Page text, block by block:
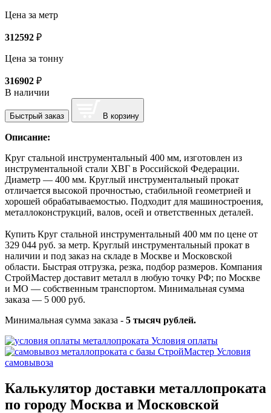
Цена за метр
312592 ₽
Цена за тонну
316902 ₽
В наличии
Быстрый заказ В корзину
Описание:
Круг стальной инструментальный 400 мм, изготовлен из
инструментальной стали ХВГ в Российской Федерации.
Диаметр — 400 мм. Круглый инструментальный прокат
отличается высокой прочностью, стабильной геометрией и
хорошей обрабатываемостью. Подходит для машиностроения,
металлоконструкций, валов, осей и ответственных деталей.
Купить Круг стальной инструментальный 400 мм по цене от
329 044 руб. за метр. Круглый инструментальный прокат в
наличии и под заказ на складе в Москве и Московской
области. Быстрая отгрузка, резка, подбор размеров. Компания
СтройМастер доставит металл в любую точку РФ; по Москве
и МО — собственным транспортом. Минимальная сумма
заказа — 5 000 руб.
Минимальная сумма заказа - 5 тысяч рублей.
Условия оплаты
Условия
самовывоза
Калькулятор доставки металлопроката
по городу Москва и Московской